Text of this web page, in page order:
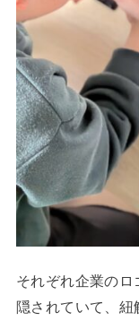
それぞれ企業の
隠されていて、